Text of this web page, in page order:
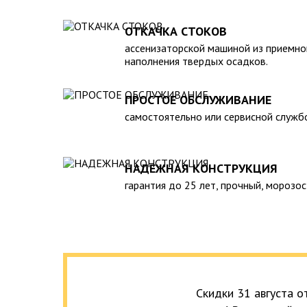
высокий средний срок службы;
удобство монтажа.
К недостаткам пластикового септика для дачи
профилактическое обслуживание (требуется
ассенизаторской машины), а также недостаточная
постоянного проживания. Поэтому установку его
ОТКАЧКА СТОКОВ
ассенизаторской машиной из
наполнения твердых осадков.
ПРОСТОЕ ОБСЛУЖИВАНИЕ
самостоятельно или сервисной
НАДЕЖНАЯ КОНСТРУКЦИЯ
гарантия до 25 лет, прочный,
Скидки 31 августа